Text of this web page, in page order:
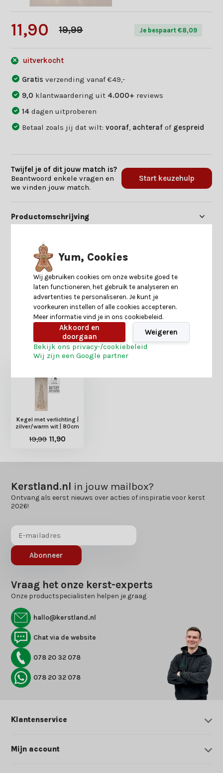
11,90 19,99 Je bespaart €8,09
uitverkocht
Gratisverzending vanaf €49,-
9,0 klantwaardering uit 4.000+ reviews
14dagen uitproberen
Betaal zoals jij dat wilt:vooraf achteraf of gespreid
Twijfel je of dit jouw match is?
Beantwoord enkele vragen en
we vinden jouw match.
Start keuzehulp
Productomschrijving
Specificaties
Reviews
Heb je nog interesse in deze recent bekeken
producten?
Kegel met verlichting |
zilver/warm wit | 80cm
19,99 11,90
Kerstland.nl in jouw mailbox?
Ontvang als eerst nieuws over acties of inspiratie voor kerst
2026!
Abonneer
Vraag het onze kerst-experts
Onze productspecialisten helpen je graag
hallo@kerstland.nl
Chat via de website
078 20 32 078
078 20 32 078
Klantenservice
Mijn account
Yum, Cookies
Wij gebruiken cookies om onze website goed te
laten functioneren, het gebruik te analyseren en
advertenties te personaliseren. Je kunt je
voorkeuren instellen of alle cookies accepteren.
Meer informatie vind je in ons cookiebeleid.
Akkoord en
doorgaan
Weigeren
Bekijk ons privacy-/cookiebeleid
Wij zijn een Google partner